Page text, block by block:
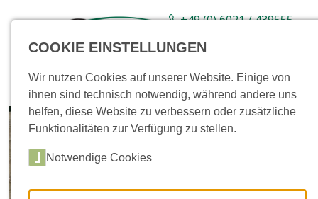
+49 (0) 6021 / 439555-
Sortiment Neuware Aktionsartikel
COOKIE EINSTELLUNGEN
Wir nutzen Cookies auf unserer Website. Einige von
ihnen sind technisch notwendig, während andere uns
helfen, diese Website zu verbessern oder zusätzliche
Funktionalitäten zur Verfügung zu stellen.
Notwendige Cookies